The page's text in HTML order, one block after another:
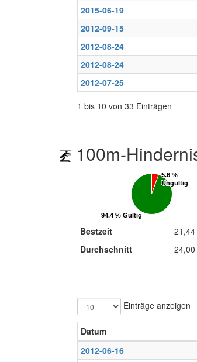
2015-06-19
2012-09-15
2012-08-24
2012-08-24
2012-07-25
1 bis 10 von 33 Einträgen
100m-
5.6 %
Ungültig
5.6 %
Ungültig
94.4 % Gültig
94.4 % Gültig
Bestzeit
Durchschnitt
Einträge anzeigen
Datum
2012-06-16